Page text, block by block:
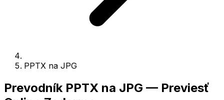
PPTX na JPG
Prevodník PPTX na JPG — Previesť